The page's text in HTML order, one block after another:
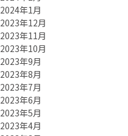
2024年1月
2023年12月
2023年11月
2023年10月
2023年9月
2023年8月
2023年7月
2023年6月
2023年5月
2023年4月